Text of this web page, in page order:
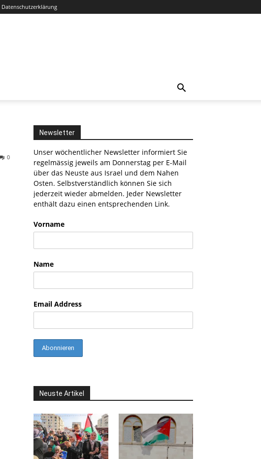
Datenschutzerklärung
0
Linkedin
Newsletter
Unser wöchentlicher Newsletter informiert Sie
regelmässig jeweils am Donnerstag per E-Mail
über das Neuste aus Israel und dem Nahen
Osten. Selbstverständlich können Sie sich
jederzeit wieder abmelden. Jeder Newsletter
enthält dazu einen entsprechenden Link.
Vorname
Name
Email Address
Neuste Artikel